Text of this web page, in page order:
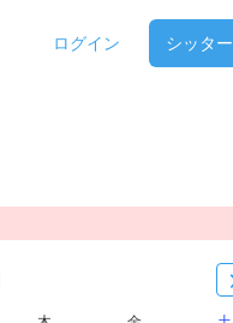
ログイン シッター